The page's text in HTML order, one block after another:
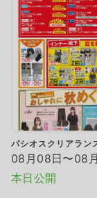
パシオスクリアラン
08月08日〜08
本日公開